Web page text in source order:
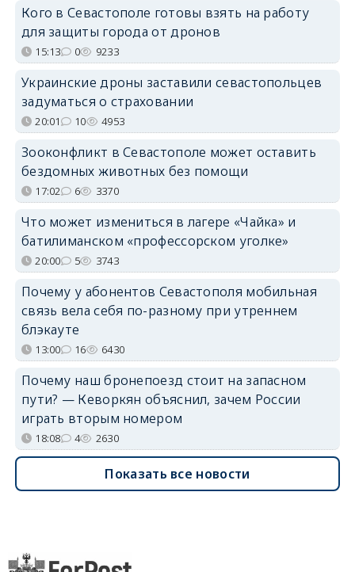
Кого в Севастополе готовы взять на работу
для защиты города от дронов
15:13 0 9233
Украинские дроны заставили севастопольцев
задуматься о страховании
20:01 10 4953
Зооконфликт в Севастополе может оставить
бездомных животных без помощи
17:02 6 3370
Что может измениться в лагере «Чайка» и
батилиманском «профессорском уголке»
20:00 5 3743
Почему у абонентов Севастополя мобильная
связь вела себя по-разному при утреннем
блэкауте
13:00 16 6430
Почему наш бронепоезд стоит на запасном
пути? — Кеворкян объяснил, зачем России
играть вторым номером
18:08 4 2630
Показать все новости